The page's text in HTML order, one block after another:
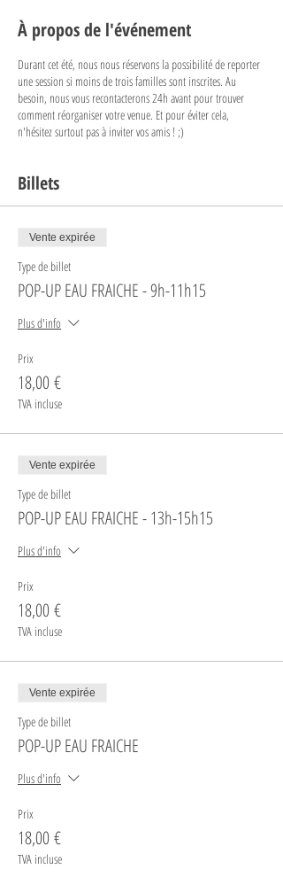
À propos de l'événement
Durant cet été, nous nous réservons la possibilité de reporter
une session si moins de trois familles sont inscrites. Au
besoin, nous vous recontacterons 24h avant pour trouver
comment réorganiser votre venue. Et pour éviter cela,
n'hésitez surtout pas à inviter vos amis ! ;)
Billets
Vente expirée
Type de billet
POP-UP EAU FRAICHE - 9h-11h15
Plus d'info
Prix
18,00 €
TVA incluse
Vente expirée
Type de billet
POP-UP EAU FRAICHE - 13h-15h15
Plus d'info
Prix
18,00 €
TVA incluse
Vente expirée
Type de billet
POP-UP EAU FRAICHE
Plus d'info
Prix
18,00 €
TVA incluse